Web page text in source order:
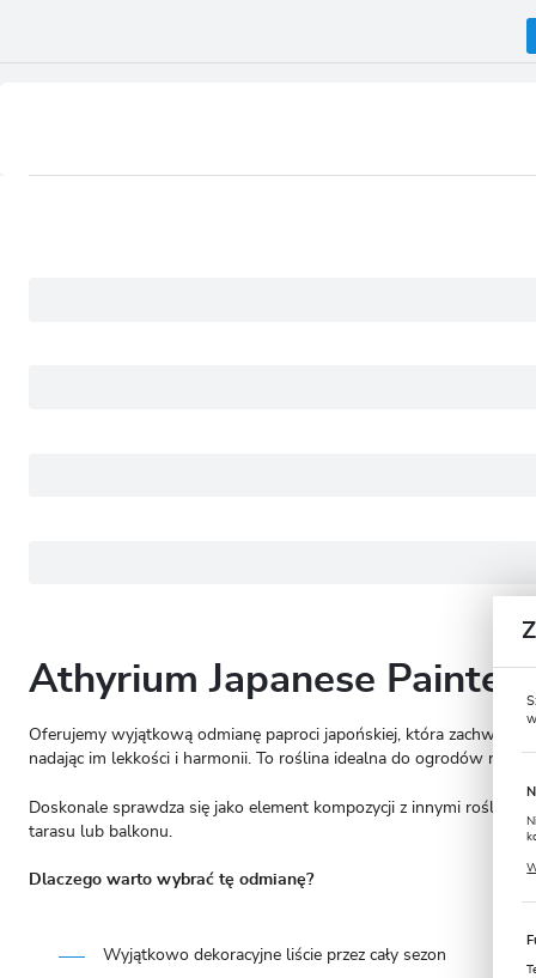
Athyrium Japanese Painted
Oferujemy wyjątkową odmianę paproci japońskiej, która zachwyca
nadając im lekkości i harmonii. To roślina idealna do ogrodów
Doskonale sprawdza się jako element kompozycji z innymi
tarasu lub balkonu.
Dlaczego warto wybrać tę odmianę?
Wyjątkowo dekoracyjne liście przez cały sezon